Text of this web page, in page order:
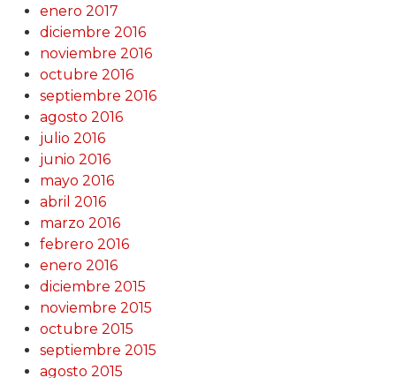
enero 2017
diciembre 2016
noviembre 2016
octubre 2016
septiembre 2016
agosto 2016
julio 2016
junio 2016
mayo 2016
abril 2016
marzo 2016
febrero 2016
enero 2016
diciembre 2015
noviembre 2015
octubre 2015
septiembre 2015
agosto 2015